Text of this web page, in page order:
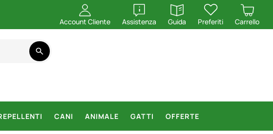
Account Cliente Assistenza
apri
Guida
apri
Preferiti Carrello
CANI ANIMALE GATTI OFFERTE